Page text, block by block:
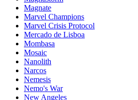
Magnate
Marvel Champions
Marvel Crisis Protocol
Mercado de Lisboa
Mombasa
Mosaic
Nanolith
Narcos
Nemesis
Nemo's War
New Angeles